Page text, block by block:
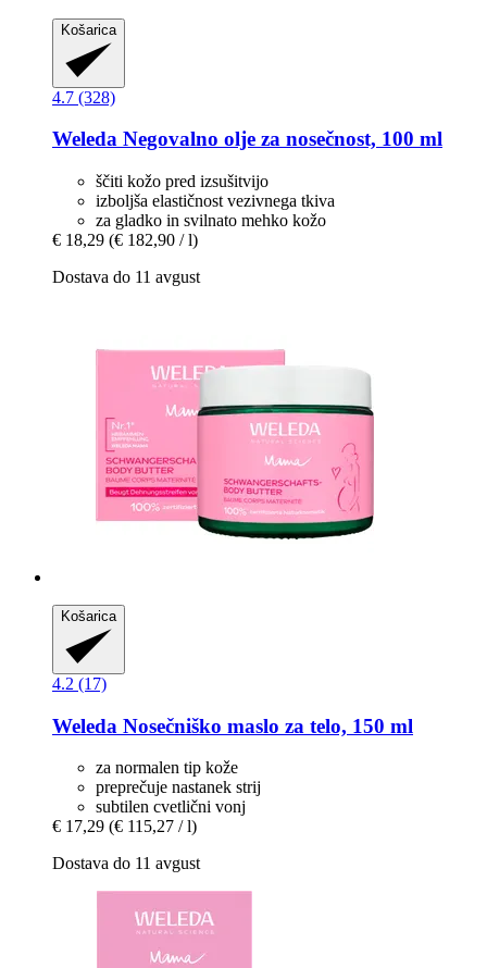
Košarica
4.7 (328)
Weleda Negovalno olje za nosečnost, 100 ml
ščiti kožo pred izsušitvijo
izboljša elastičnost vezivnega tkiva
za gladko in svilnato mehko kožo
€ 18,29 (€ 182,90 / l)
Dostava do 11 avgust
Košarica
4.2 (17)
Weleda Nosečniško maslo za telo, 150 ml
za normalen tip kože
preprečuje nastanek strij
subtilen cvetlični vonj
€ 17,29 (€ 115,27 / l)
Dostava do 11 avgust